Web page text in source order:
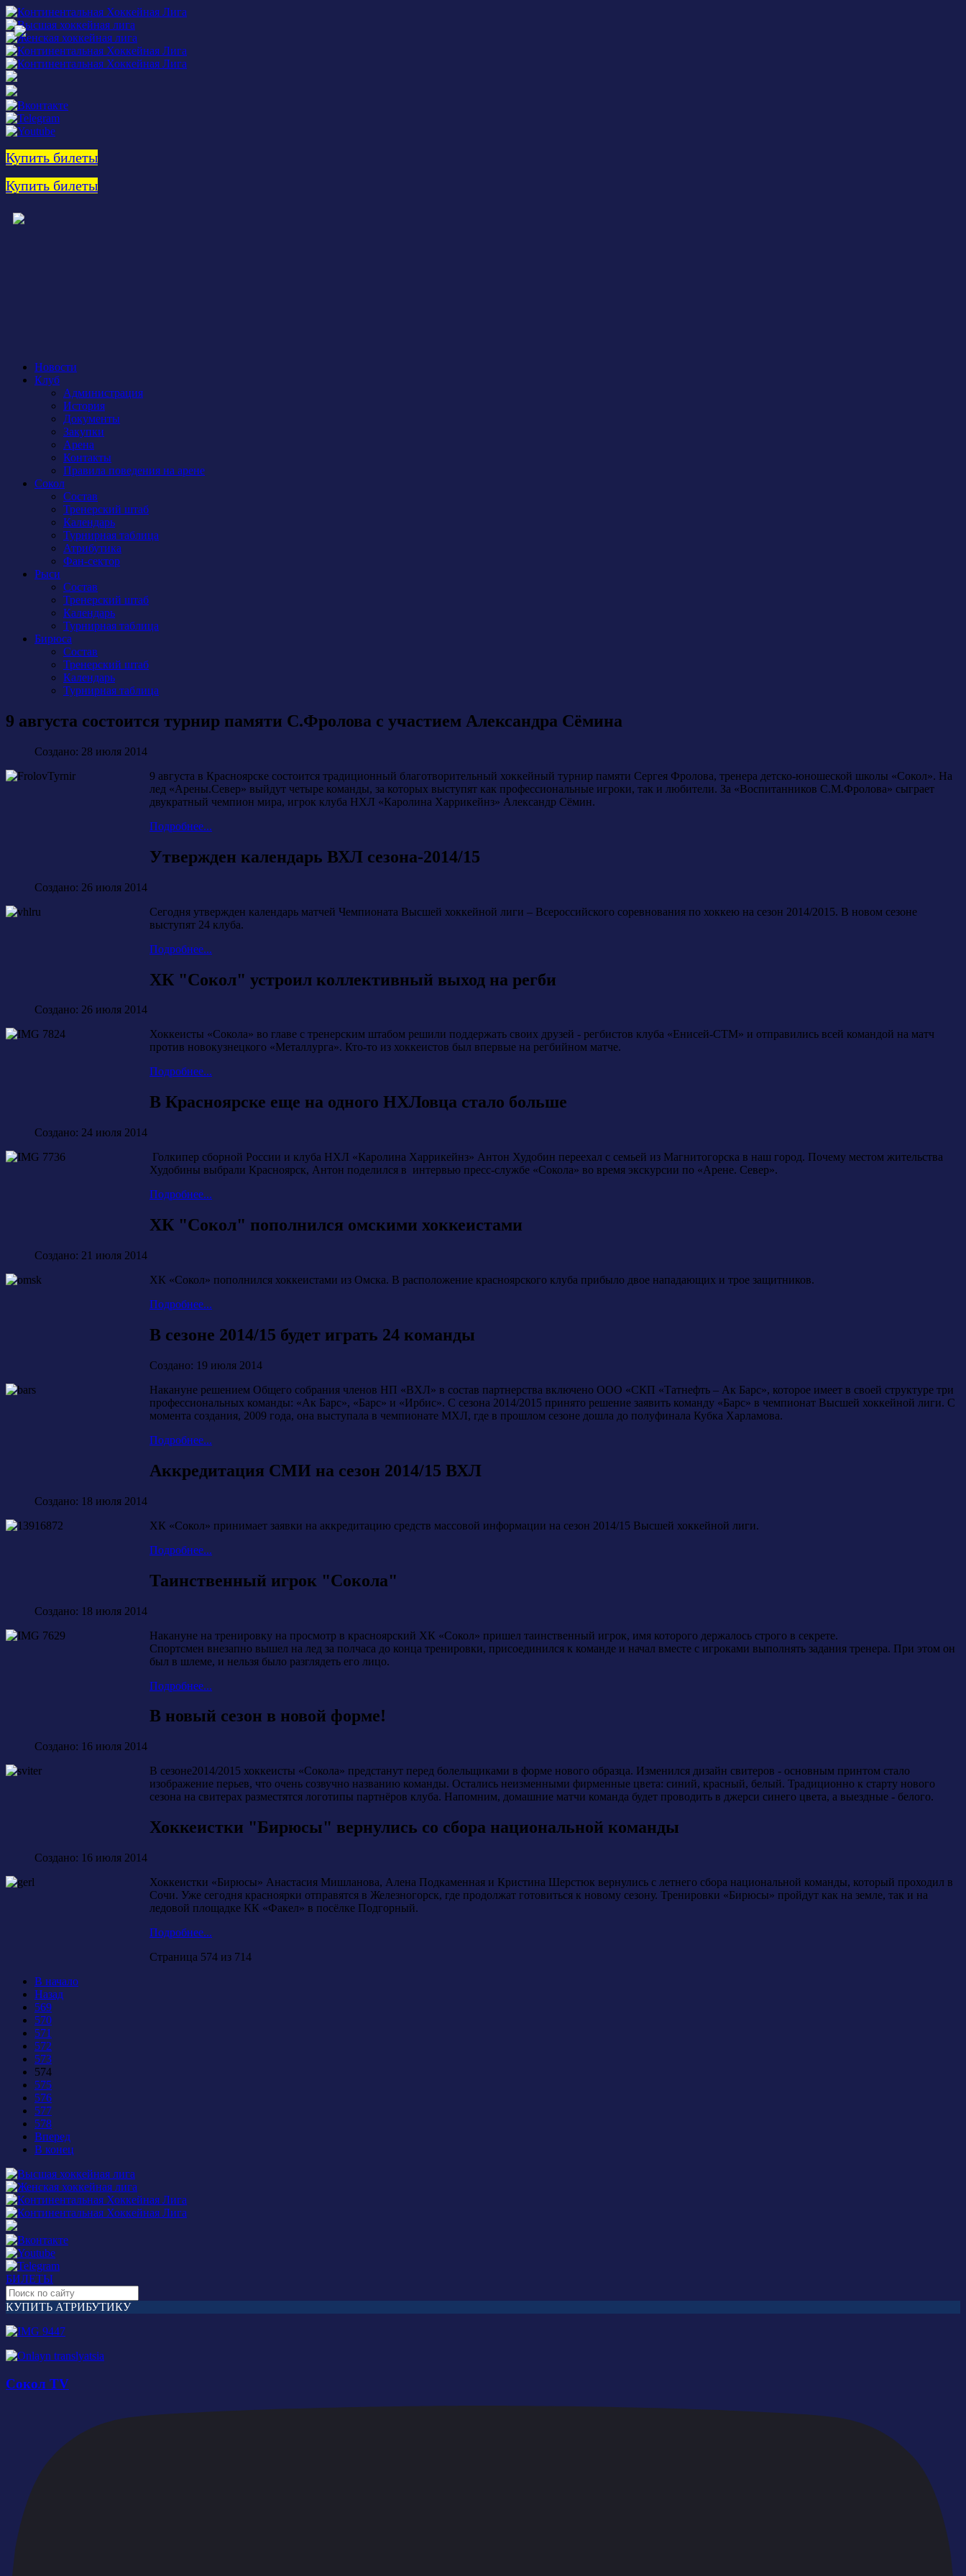
Купить билеты
Купить билеты
Новости
Клуб
Администрация
История
Документы
Закупки
Арена
Контакты
Правила поведения на арене
Сокол
Состав
Тренерский штаб
Календарь
Турнирная таблица
Атрибутика
Фан-сектор
Рыси
Состав
Тренерский штаб
Календарь
Турнирная таблица
Бирюса
Состав
Тренерский штаб
Календарь
Турнирная таблица
9 августа состоится турнир памяти С.Фролова с участием Александра Сёмина
Создано: 28 июля 2014
9 августа в Красноярске состоится традиционный благотворительный хоккейный турнир памяти Сергея Фролова, тренера детско-юношеской школы «Сокол». На
лед «Арены.Север» выйдут четыре команды, за которых выступят как профессиональные игроки, так и любители. За «Воспитанников С.М.Фролова» сыграет
двукратный чемпион мира, игрок клуба НХЛ «Каролина Харрикейнз» Александр Сёмин.
Подробнее...
Утвержден календарь ВХЛ сезона-2014/15
Создано: 26 июля 2014
Сегодня утвержден календарь матчей Чемпионата Высшей хоккейной лиги – Всероссийского соревнования по хоккею на сезон 2014/2015. В новом сезоне
выступят 24 клуба.
Подробнее...
ХК "Сокол" устроил коллективный выход на регби
Создано: 26 июля 2014
Хоккеисты «Сокола» во главе с тренерским штабом решили поддержать своих друзей - регбистов клуба «Енисей-СТМ» и отправились всей командой на матч
против новокузнецкого «Металлурга». Кто-то из хоккеистов был впервые на регбийном матче.
Подробнее...
В Красноярске еще на одного НХЛовца стало больше
Создано: 24 июля 2014
Голкипер сборной России и клуба НХЛ «Каролина Харрикейнз» Антон Худобин переехал с семьей из Магнитогорска в наш город. Почему местом жительства
Худобины выбрали Красноярск, Антон поделился в интервью пресс-службе «Сокола» во время экскурсии по «Арене. Север».
Подробнее...
ХК "Сокол" пополнился омскими хоккеистами
Создано: 21 июля 2014
ХК «Сокол» пополнился хоккеистами из Омска. В расположение красноярского клуба прибыло двое нападающих и трое защитников.
Подробнее...
В сезоне 2014/15 будет играть 24 команды
Создано: 19 июля 2014
Накануне решением Общего собрания членов НП «ВХЛ» в состав партнерства включено ООО «СКП «Татнефть – Ак Барс», которое имеет в своей структуре три
профессиональных команды: «Ак Барс», «Барс» и «Ирбис». С сезона 2014/2015 принято решение заявить команду «Барс» в чемпионат Высшей хоккейной лиги. С
момента создания, 2009 года, она выступала в чемпионате МХЛ, где в прошлом сезоне дошла до полуфинала Кубка Харламова.
Подробнее...
Аккредитация СМИ на сезон 2014/15 ВХЛ
Создано: 18 июля 2014
ХК «Сокол» принимает заявки на аккредитацию средств массовой информации на сезон 2014/15 Высшей хоккейной лиги.
Подробнее...
Таинственный игрок "Сокола"
Создано: 18 июля 2014
Накануне на тренировку на просмотр в красноярский ХК «Сокол» пришел таинственный игрок, имя которого держалось строго в секрете.
Спортсмен внезапно вышел на лед за полчаса до конца тренировки, присоединился к команде и начал вместе с игроками выполнять задания тренера. При этом он
был в шлеме, и нельзя было разглядеть его лицо.
Подробнее...
В новый сезон в новой форме!
Создано: 16 июля 2014
В сезоне2014/2015 хоккеисты «Сокола» предстанут перед болельщиками в форме нового образца. Изменился дизайн свитеров - основным принтом стало
изображение перьев, что очень созвучно названию команды. Остались неизменными фирменные цвета: синий, красный, белый. Традиционно к старту нового
сезона на свитерах разместятся логотипы партнёров клуба. Напомним, домашние матчи команда будет проводить в джерси синего цвета, а выездные - белого.
Хоккеистки "Бирюсы" вернулись со сбора национальной команды
Создано: 16 июля 2014
Хоккеистки «Бирюсы» Анастасия Мишланова, Алена Подкаменная и Кристина Шерстюк вернулись с летнего сбора национальной команды, который проходил в
Сочи. Уже сегодня красноярки отправятся в Железногорск, где продолжат готовиться к новому сезону. Тренировки «Бирюсы» пройдут как на земле, так и на
ледовой площадке КК «Факел» в посёлке Подгорный.
Подробнее...
Страница 574 из 714
В начало
Назад
569
570
571
572
573
574
575
576
577
578
Вперед
В конец
БИЛЕТЫ
КУПИТЬ АТРИБУТИКУ
Сокол TV